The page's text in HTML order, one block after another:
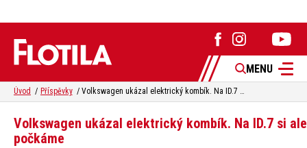
MENU
Úvod Příspěvky Volkswagen ukázal elektrický kombík. Na ID.7 si ale počkáme
Volkswagen ukázal elektrický kombík. Na ID.7 si ale
počkáme